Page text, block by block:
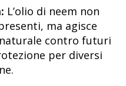
L’olio di neem non
ma agisce
contro futuri
per diversi